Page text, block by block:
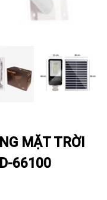
MẶT TRỜI
66100